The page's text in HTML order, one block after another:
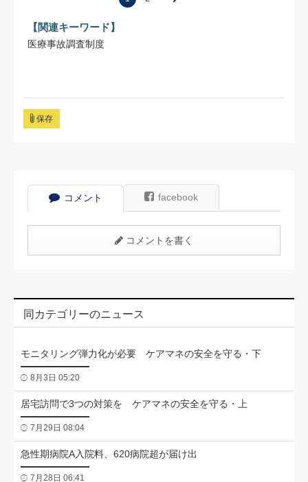
【関連キーワード】
医療事故調査制度
保存
コメント facebook
コメントを書く
同カテゴリーのニュース
モニタリング弾力化が必要 ケアマネの安全を守る・下
8月3日 05:20
居宅訪問で3つの対策を ケアマネの安全を守る・上
7月29日 08:04
急性期病院A入院料、620病院超が届け出
7月28日 06:41